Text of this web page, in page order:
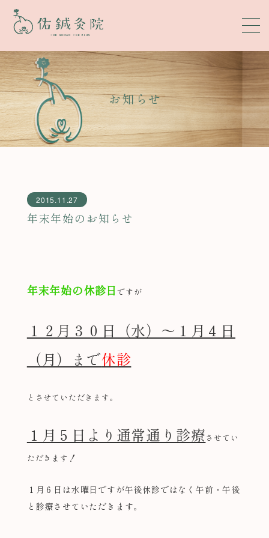
お知らせ
2015.11.27
年末年始のお知らせ
年末年始の休診日ですが
１２月３０日（水）～１月４日
（月）まで休診
とさせていただきます。
１月５日より通常通り診療させてい
ただきます！
１月６日は水曜日ですが午後休診ではなく午前・午後
と診療させていただきます。